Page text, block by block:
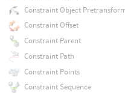
Constraint Object
Constraint Offset
Constraint Parent
Constraint Path
Constraint Points
Constraint Sequence